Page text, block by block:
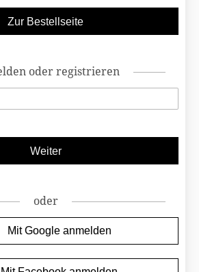
oder registrieren
oder
Mit Google anmelden